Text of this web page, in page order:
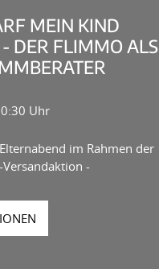
MEIN KIND
DER FLIMMO ALS
Uhr
im Rahmen der
Versandaktion -